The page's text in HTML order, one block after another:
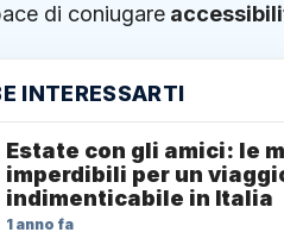
di coniugare
INTERESSARTI
Estate con gli amici: le
imperdibili per un
indimenticabile in Italia
1 anno fa